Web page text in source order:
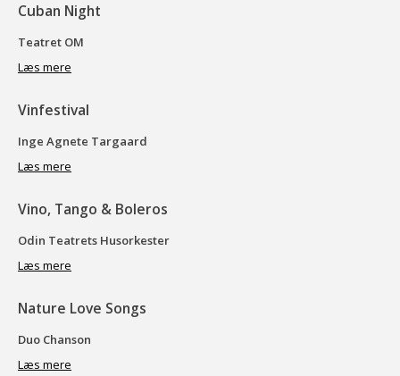
Cuban Night
Teatret OM
Læs mere
Vinfestival
Inge Agnete Targaard
Læs mere
Vino, Tango & Boleros
Odin Teatrets Husorkester
Læs mere
Nature Love Songs
Duo Chanson
Læs mere